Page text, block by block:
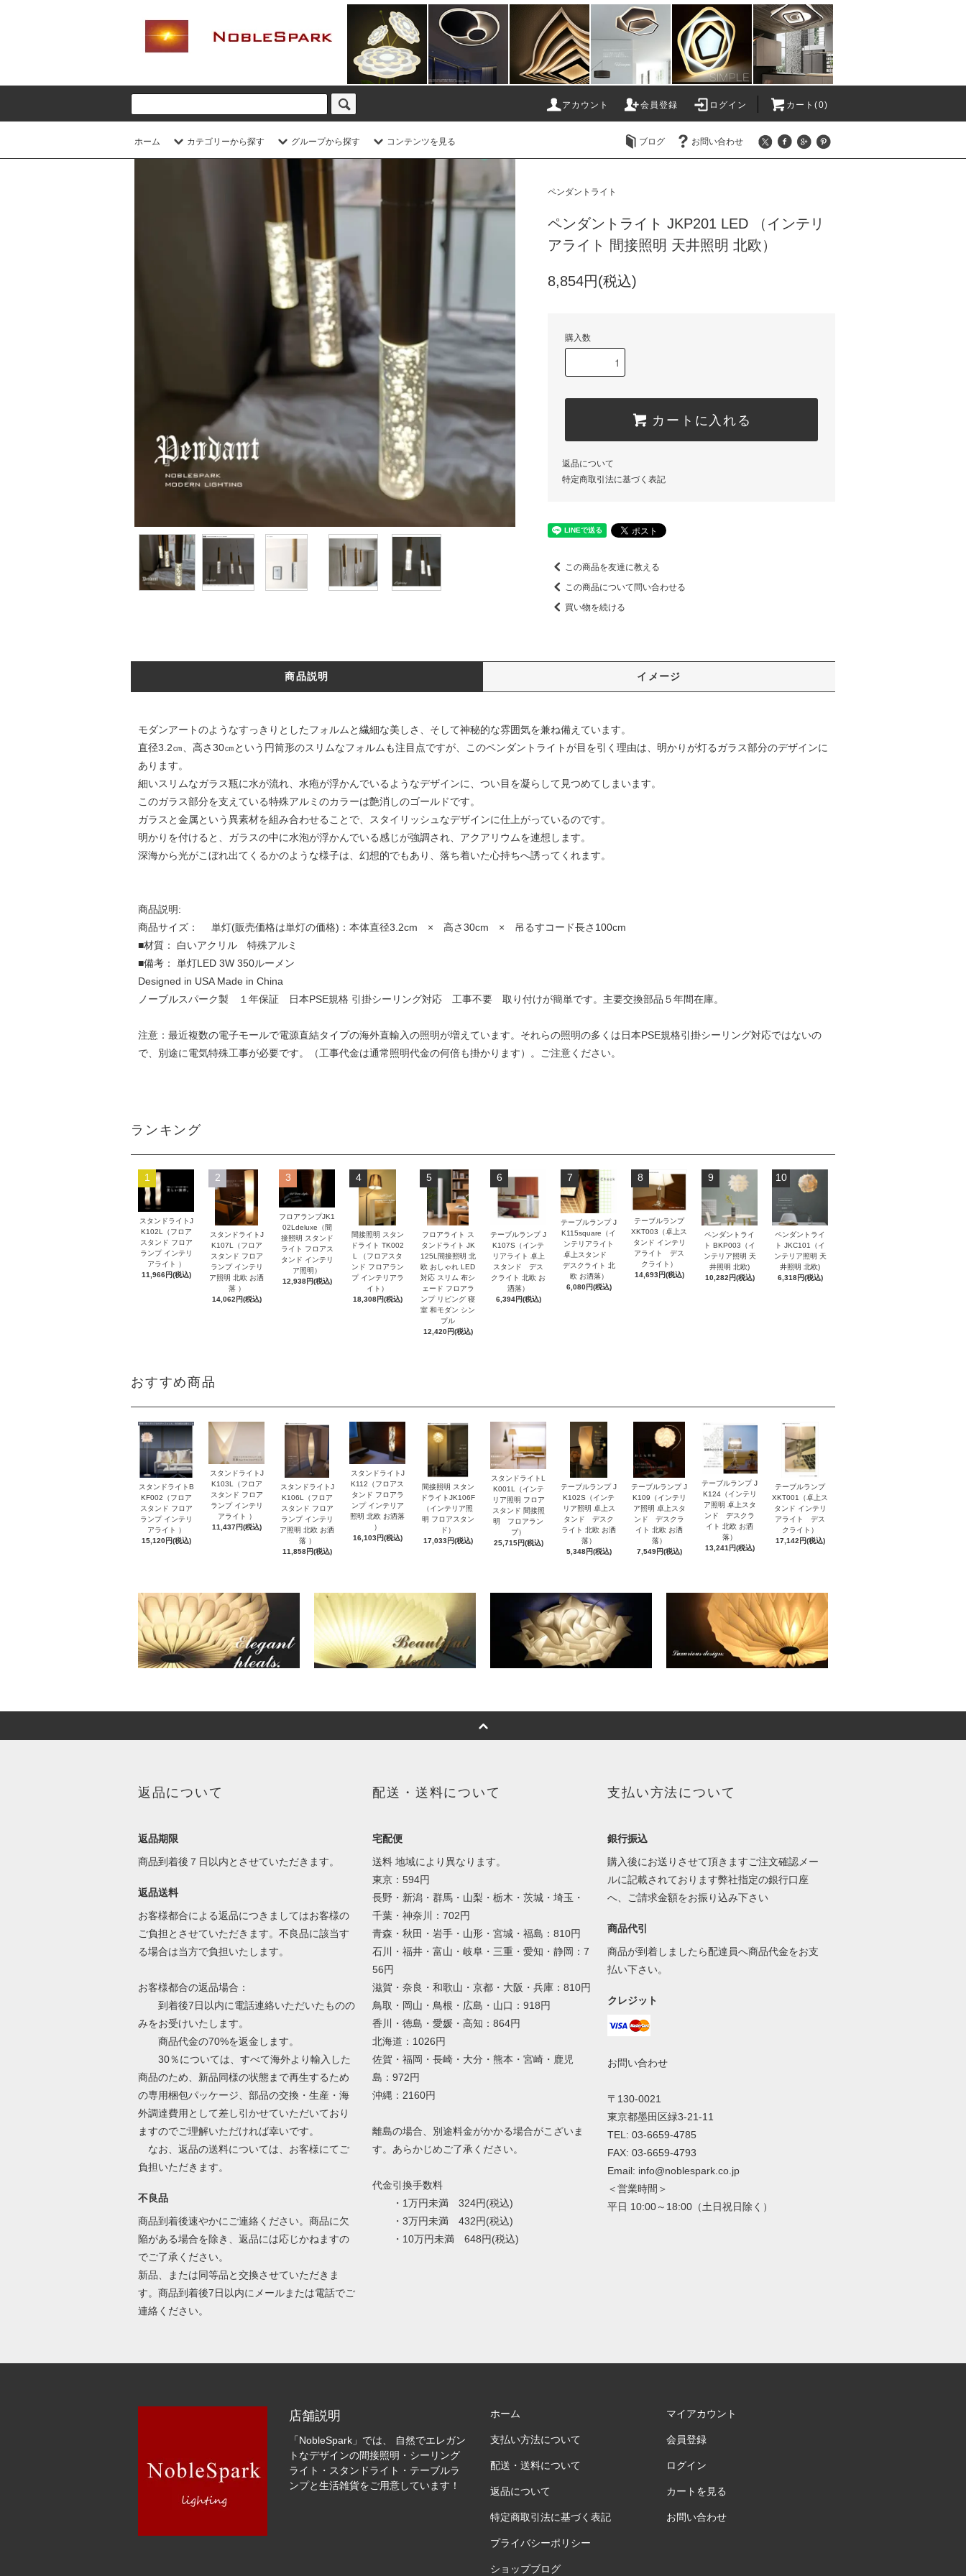
アカウント 会員登録 ログイン カート(0)
ホーム カテゴリーから探す グループから探す コンテンツを見る ブログ お問い合わせ
ペンダントライト
ペンダントライト
ペンダントライト JKP201 LED （インテリ
アライト 間接照明 天井照明 北欧）
8,854円(税込)
購入数
カートに入れる
返品について
特定商取引法に基づく表記
この商品を友達に教える
この商品について問い合わせる
買い物を続ける
商品説明 イメージ
モダンアートのようなすっきりとしたフォルムと繊細な美しさ、そして神秘的な雰囲気を兼ね備えています。
直径3.2㎝、高さ30㎝という円筒形のスリムなフォルムも注目点ですが、このペンダントライトが目を引く理由は、明かりが灯るガラス部分のデザインに
あります。
細いスリムなガラス瓶に水が流れ、水疱が浮かんでいるようなデザインに、つい目を凝らして見つめてしまいます。
このガラス部分を支えている特殊アルミのカラーは艶消しのゴールドです。
ガラスと金属という異素材を組み合わせることで、スタイリッシュなデザインに仕上がっているのです。
明かりを付けると、ガラスの中に水泡が浮かんでいる感じが強調され、アクアリウムを連想します。
深海から光がこぼれ出てくるかのような様子は、幻想的でもあり、落ち着いた心持ちへ誘ってくれます。
商品説明:
商品サイズ： 単灯(販売価格は単灯の価格)：本体直径3.2cm × 高さ30cm × 吊るすコード長さ100cm
■材質： 白いアクリル 特殊アルミ
■備考： 単灯LED 3W 350ルーメン
Designed in USA Made in China
ノーブルスパーク製 １年保証 日本PSE規格 引掛シーリング対応 工事不要 取り付けが簡単です。主要交換部品５年間在庫。
注意：最近複数の電子モールで電源直結タイプの海外直輸入の照明が増えています。それらの照明の多くは日本PSE規格引掛シーリング対応ではないの
で、別途に電気特殊工事が必要です。（工事代金は通常照明代金の何倍も掛かります）。ご注意ください。
ランキング
1
スタンドライトJ
K102L（フロア
スタンド フロア
ランプ インテリ
アライト ）
11,966円(税込)
2
スタンドライトJ
K107L（フロア
スタンド フロア
ランプ インテリ
ア照明 北欧 お洒
落 ）
14,062円(税込)
3
フロアランプJK1
02Ldeluxe（間
接照明 スタンド
ライト フロアス
タンド インテリ
ア照明）
12,938円(税込)
4
間接照明 スタン
ドライト TK002
L （フロアスタ
ンド フロアラン
プ インテリアラ
イト）
18,308円(税込)
5
フロアライト ス
タンドライト JK
125L間接照明 北
欧 おしゃれ LED
対応 スリム 布シ
ェード フロアラ
ンプ リビング 寝
室 和モダン シン
プル
12,420円(税込)
6
テーブルランプ J
K107S（インテ
リアライト 卓上
スタンド デス
クライト 北欧 お
洒落）
6,394円(税込)
7
テーブルランプ J
K115square（イ
ンテリアライト
卓上スタンド
デスクライト 北
欧 お洒落）
6,080円(税込)
8
テーブルランプ
XKT003（卓上ス
タンド インテリ
アライト デス
クライト）
14,693円(税込)
9
ペンダントライ
ト BKP003（イ
ンテリア照明 天
井照明 北欧)
10,282円(税込)
10
ペンダントライ
ト JKC101（イ
ンテリア照明 天
井照明 北欧)
6,318円(税込)
おすすめ商品
スタンドライトB
KF002（フロア
スタンド フロア
ランプ インテリ
アライト ）
15,120円(税込)
スタンドライトJ
K103L（フロア
スタンド フロア
ランプ インテリ
アライト ）
11,437円(税込)
スタンドライトJ
K106L（フロア
スタンド フロア
ランプ インテリ
ア照明 北欧 お洒
落 ）
11,858円(税込)
スタンドライトJ
K112（フロアス
タンド フロアラ
ンプ インテリア
照明 北欧 お洒落
）
16,103円(税込)
間接照明 スタン
ドライトJK106F
（インテリア照
明 フロアスタン
ド）
17,033円(税込)
スタンドライトL
K001L（インテ
リア照明 フロア
スタンド 間接照
明 フロアラン
プ）
25,715円(税込)
テーブルランプ J
K102S（インテ
リア照明 卓上ス
タンド デスク
ライト 北欧 お洒
落）
5,348円(税込)
テーブルランプ J
K109（インテリ
ア照明 卓上スタ
ンド デスクラ
イト 北欧 お洒
落）
7,549円(税込)
テーブルランプ J
K124（インテリ
ア照明 卓上スタ
ンド デスクラ
イト 北欧 お洒
落）
13,241円(税込)
テーブルランプ
XKT001（卓上ス
タンド インテリ
アライト デス
クライト）
17,142円(税込)
返品について
返品期限
商品到着後７日以内とさせていただきます。
返品送料
お客様都合による返品につきましてはお客様の
ご負担とさせていただきます。不良品に該当す
る場合は当方で負担いたします。
お客様都合の返品場合：
到着後7日以内に電話連絡いただいたものの
みをお受けいたします。
商品代金の70%を返金します。
30％については、すべて海外より輸入した
商品のため、新品同様の状態まで再生するため
の専用梱包パッケージ、部品の交換・生産・海
外調達費用として差し引かせていただいており
ますのでご理解いただければ幸いです。
なお、返品の送料については、お客様にてご
負担いただきます。
不良品
商品到着後速やかにご連絡ください。商品に欠
陥がある場合を除き、返品には応じかねますの
でご了承ください。
新品、または同等品と交換させていただきま
す。商品到着後7日以内にメールまたは電話でご
連絡ください。
配送・送料について
宅配便
送料 地域により異なります。
東京：594円
長野・新潟・群馬・山梨・栃木・茨城・埼玉・
千葉・神奈川：702円
青森・秋田・岩手・山形・宮城・福島：810円
石川・福井・富山・岐阜・三重・愛知・静岡：7
56円
滋賀・奈良・和歌山・京都・大阪・兵庫：810円
鳥取・岡山・鳥根・広島・山口：918円
香川・徳島・愛媛・高知：864円
北海道：1026円
佐賀・福岡・長崎・大分・熊本・宮崎・鹿児
島：972円
沖縄：2160円
離島の場合、別途料金がかかる場合がこざいま
す。あらかじめご了承ください。
代金引換手数料
・1万円未満 324円(税込)
・3万円未満 432円(税込)
・10万円未満 648円(税込)
支払い方法について
銀行振込
購入後にお送りさせて頂きますご注文確認メー
ルに記載されております弊社指定の銀行口座
へ、ご請求金額をお振り込み下さい
商品代引
商品が到着しましたら配達員へ商品代金をお支
払い下さい。
クレジット
お問い合わせ
〒130-0021
東京都墨田区緑3-21-11
TEL: 03-6659-4785
FAX: 03-6659-4793
Email: info@noblespark.co.jp
＜営業時間＞
平日 10:00～18:00（土日祝日除く）
店舗説明
「NobleSpark」では、 自然でエレガン
トなデザインの間接照明・シーリング
ライト・スタンドライト・テーブルラ
ンプと生活雑貨をご用意しています！
ホーム
支払い方法について
配送・送料について
返品について
特定商取引法に基づく表記
プライバシーポリシー
ショップブログ
マイアカウント
会員登録
ログイン
カートを見る
お問い合わせ